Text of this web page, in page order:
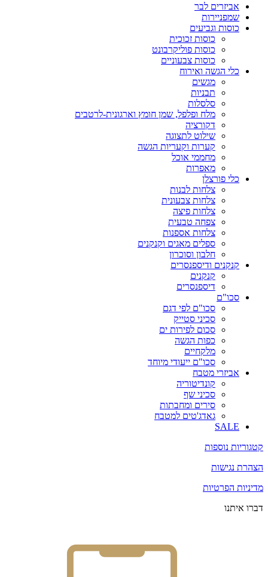
אביזרים לבר
שמפניירות
כוסות וגביעים
כוסות זכוכית
כוסות פוליקרבונט
כוסות צבעוניים
כלי הגשה ואירוח
מגשים
תבניות
סלסלות
מלח ופלפל, שמן חומץ וארגונית-לרטבים
דקורציה
שילוט לתצוגה
קערות וקעריות הגשה
מחממי אוכל
מאפרות
כלי פורצלן
צלחות לבנות
צלחות צבעונית
צלחות פיצה
צפחה טבעית
צלחות אספנות
ספלים מאגים וקנקנים
חלבון וסוכרון
קנקנים ודיספנסרים
קנקנים
דיספנסרים
סכו"ם
סכו"ם לפי דגם
סכיני סטייק
סכום לפירות ים
כפות הגשה
מלקחיים
סכו"ם ייעודי מיוחד
אביזרי מטבח
קונדיטוריה
סכיני שף
סירים ומחבתות
גאדג'טים למטבח
SALE
קטגוריות נוספות
הצהרת נגישות
מדיניות הפרטיות
דברו איתנו